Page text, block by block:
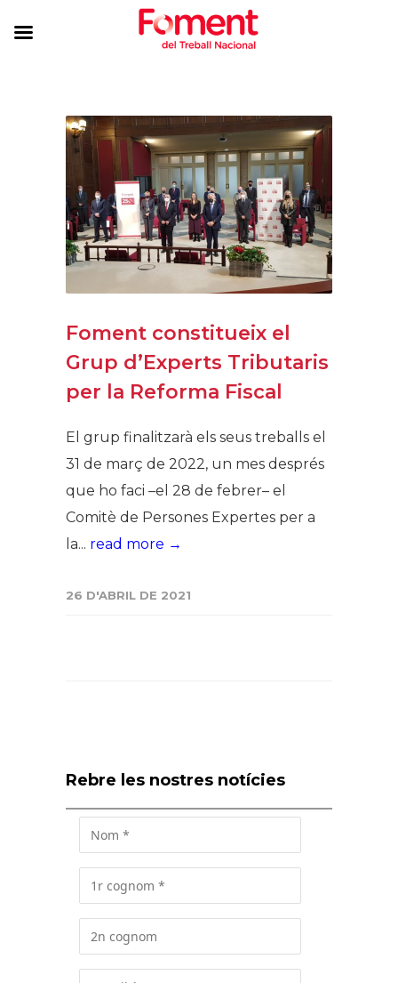
Foment constitueix el
Grup d’Experts Tributaris
per la Reforma Fiscal
El grup finalitzarà els seus treballs el
31 de març de 2022, un mes després
que ho faci –el 28 de febrer– el
Comitè de Persones Expertes per a
la... read more →
26 D'ABRIL DE 2021
Rebre les nostres notícies